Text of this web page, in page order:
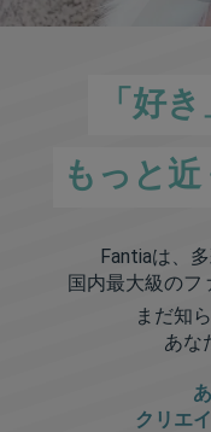
「好き
もっと
Fantiaは、
国内最大級のフ
まだ知
あな
クリエ